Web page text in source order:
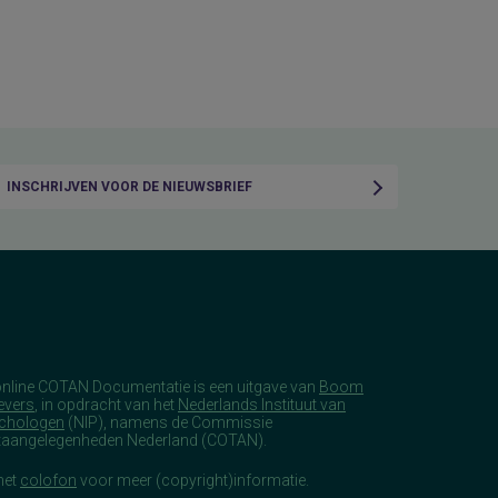
INSCHRIJVEN VOOR DE NIEUWSBRIEF
COTAN Documentatie is een uitgave van Boom
, in opdracht van het Nederlands Instituut van
(NIP), namens de Commissie
Nederland (COTAN).
colofon voor meer (copyright)informatie.